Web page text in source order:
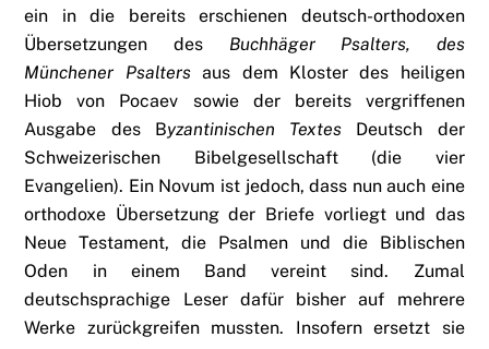
ein in die bereits erschienen deutsch-orthodoxen
Übersetzungen des Buchhäger Psalters, des
Münchener Psaltersaus dem Kloster des heiligen
Hiob von Pocaev sowie der bereits vergriffenen
Ausgabe des Byzantinischen Textes Deutsch der
Schweizerischen Bibelgesellschaft (die vier
Evangelien). Ein Novum ist jedoch, dass nun auch eine
orthodoxe Übersetzung der Briefe vorliegt und das
Neue Testament, die Psalmen und die Biblischen
Oden in einem Band vereint sind. Zumal
deutschsprachige Leser dafür bisher auf mehrere
Werke zurückgreifen mussten. Insofern ersetzt sie